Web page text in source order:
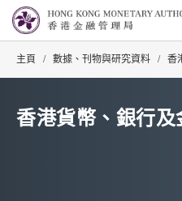
主頁 / 數據、刊物與研究資料 / 香
香港貨幣、銀行及